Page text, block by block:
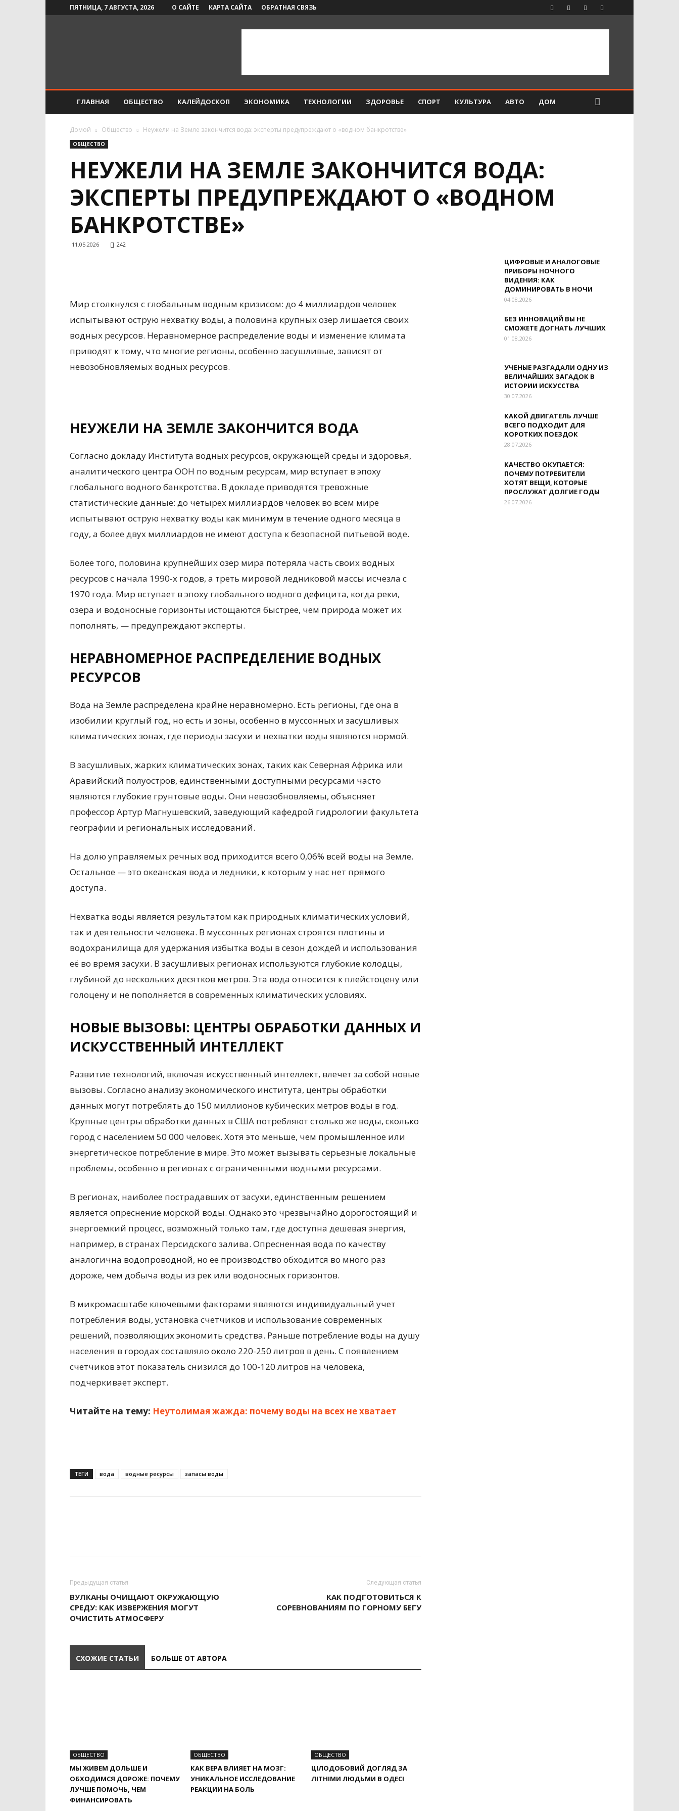
ПЯТНИЦА, 7 АВГУСТА, 2026 О САЙТЕ КАРТА САЙТА ОБРАТНАЯ СВЯЗЬ
ГЛАВНАЯ ОБЩЕСТВО КАЛЕЙДОСКОП ЭКОНОМИКА ТЕХНОЛОГИИ ЗДОРОВЬЕ СПОРТ КУЛЬТУРА АВТО ДОМ
Домой Общество Неужели на Земле закончится вода: эксперты предупреждают о «водном банкротстве»
ОБЩЕСТВО
НЕУЖЕЛИ НА ЗЕМЛЕ ЗАКОНЧИТСЯ ВОДА:
ЭКСПЕРТЫ ПРЕДУПРЕЖДАЮТ О «ВОДНОМ
БАНКРОТСТВЕ»
11.05.2026 242
Мир столкнулся с глобальным водным кризисом: до 4 миллиардов человек
испытывают острую нехватку воды, а половина крупных озер лишается своих
водных ресурсов. Неравномерное распределение воды и изменение климата
приводят к тому, что многие регионы, особенно засушливые, зависят от
невозобновляемых водных ресурсов.
НЕУЖЕЛИ НА ЗЕМЛЕ ЗАКОНЧИТСЯ ВОДА
Согласно докладу Института водных ресурсов, окружающей среды и здоровья,
аналитического центра ООН по водным ресурсам, мир вступает в эпоху
глобального водного банкротства. В докладе приводятся тревожные
статистические данные: до четырех миллиардов человек во всем мире
испытывают острую нехватку воды как минимум в течение одного месяца в
году, а более двух миллиардов не имеют доступа к безопасной питьевой воде.
Более того, половина крупнейших озер мира потеряла часть своих водных
ресурсов с начала 1990-х годов, а треть мировой ледниковой массы исчезла с
1970 года. Мир вступает в эпоху глобального водного дефицита, когда реки,
озера и водоносные горизонты истощаются быстрее, чем природа может их
пополнять, — предупреждают эксперты.
НЕРАВНОМЕРНОЕ РАСПРЕДЕЛЕНИЕ ВОДНЫХ
РЕСУРСОВ
Вода на Земле распределена крайне неравномерно. Есть регионы, где она в
изобилии круглый год, но есть и зоны, особенно в муссонных и засушливых
климатических зонах, где периоды засухи и нехватки воды являются нормой.
В засушливых, жарких климатических зонах, таких как Северная Африка или
Аравийский полуостров, единственными доступными ресурсами часто
являются глубокие грунтовые воды. Они невозобновляемы, объясняет
профессор Артур Магнушевский, заведующий кафедрой гидрологии факультета
географии и региональных исследований.
На долю управляемых речных вод приходится всего 0,06% всей воды на Земле.
Остальное — это океанская вода и ледники, к которым у нас нет прямого
доступа.
Нехватка воды является результатом как природных климатических условий,
так и деятельности человека. В муссонных регионах строятся плотины и
водохранилища для удержания избытка воды в сезон дождей и использования
её во время засухи. В засушливых регионах используются глубокие колодцы,
глубиной до нескольких десятков метров. Эта вода относится к плейстоцену или
голоцену и не пополняется в современных климатических условиях.
НОВЫЕ ВЫЗОВЫ: ЦЕНТРЫ ОБРАБОТКИ ДАННЫХ И
ИСКУССТВЕННЫЙ ИНТЕЛЛЕКТ
Развитие технологий, включая искусственный интеллект, влечет за собой новые
вызовы. Согласно анализу экономического института, центры обработки
данных могут потреблять до 150 миллионов кубических метров воды в год.
Крупные центры обработки данных в США потребляют столько же воды, сколько
город с населением 50 000 человек. Хотя это меньше, чем промышленное или
энергетическое потребление в мире. Это может вызывать серьезные локальные
проблемы, особенно в регионах с ограниченными водными ресурсами.
В регионах, наиболее пострадавших от засухи, единственным решением
является опреснение морской воды. Однако это чрезвычайно дорогостоящий и
энергоемкий процесс, возможный только там, где доступна дешевая энергия,
например, в странах Персидского залива. Опресненная вода по качеству
аналогична водопроводной, но ее производство обходится во много раз
дороже, чем добыча воды из рек или водоносных горизонтов.
В микромасштабе ключевыми факторами являются индивидуальный учет
потребления воды, установка счетчиков и использование современных
решений, позволяющих экономить средства. Раньше потребление воды на душу
населения в городах составляло около 220-250 литров в день. С появлением
счетчиков этот показатель снизился до 100-120 литров на человека,
подчеркивает эксперт.
Читайте на тему: Неутолимая жажда: почему воды на всех не хватает
ТЕГИ вода водные ресурсы запасы воды
Предыдущая статья
ВУЛКАНЫ ОЧИЩАЮТ ОКРУЖАЮЩУЮ
СРЕДУ: КАК ИЗВЕРЖЕНИЯ МОГУТ
ОЧИСТИТЬ АТМОСФЕРУ
Следующая статья
КАК ПОДГОТОВИТЬСЯ К
СОРЕВНОВАНИЯМ ПО ГОРНОМУ БЕГУ
СХОЖИЕ СТАТЬИ БОЛЬШЕ ОТ АВТОРА
ОБЩЕСТВО
МЫ ЖИВЕМ ДОЛЬШЕ И
ОБХОДИМСЯ ДОРОЖЕ: ПОЧЕМУ
ЛУЧШЕ ПОМОЧЬ, ЧЕМ
ФИНАНСИРОВАТЬ
ОБЩЕСТВО
КАК ВЕРА ВЛИЯЕТ НА МОЗГ:
УНИКАЛЬНОЕ ИССЛЕДОВАНИЕ
РЕАКЦИИ НА БОЛЬ
ОБЩЕСТВО
ЦІЛОДОБОВИЙ ДОГЛЯД ЗА
ЛІТНІМИ ЛЮДЬМИ В ОДЕСІ
ЦИФРОВЫЕ И АНАЛОГОВЫЕ
ПРИБОРЫ НОЧНОГО
ВИДЕНИЯ: КАК
ДОМИНИРОВАТЬ В НОЧИ
04.08.2026
БЕЗ ИННОВАЦИЙ ВЫ НЕ
СМОЖЕТЕ ДОГНАТЬ ЛУЧШИХ
01.08.2026
УЧЕНЫЕ РАЗГАДАЛИ ОДНУ ИЗ
ВЕЛИЧАЙШИХ ЗАГАДОК В
ИСТОРИИ ИСКУССТВА
30.07.2026
КАКОЙ ДВИГАТЕЛЬ ЛУЧШЕ
ВСЕГО ПОДХОДИТ ДЛЯ
КОРОТКИХ ПОЕЗДОК
28.07.2026
КАЧЕСТВО ОКУПАЕТСЯ:
ПОЧЕМУ ПОТРЕБИТЕЛИ
ХОТЯТ ВЕЩИ, КОТОРЫЕ
ПРОСЛУЖАТ ДОЛГИЕ ГОДЫ
26.07.2026